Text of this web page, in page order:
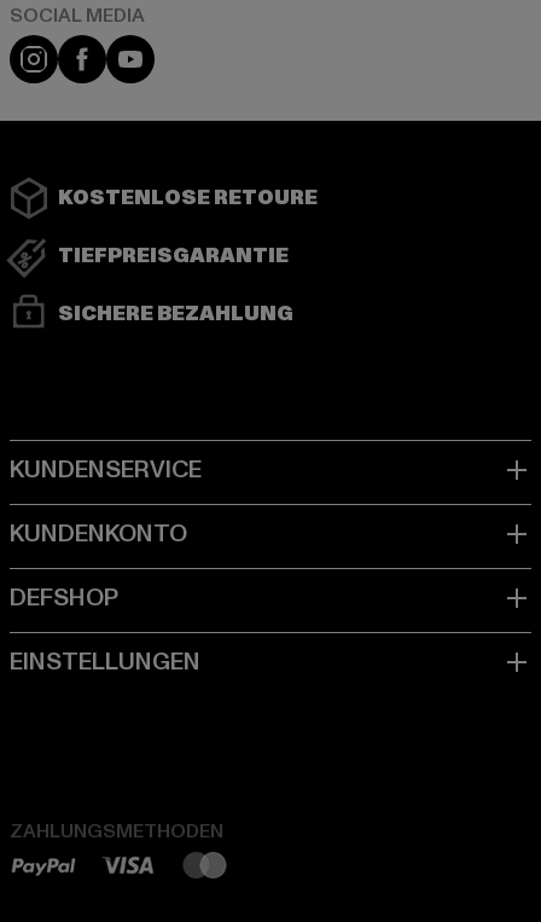
Instagram
FacebookYouTube
KOSTENLOSE RETOURE
TIEFPREISGARANTIE
SICHERE BEZAHLUNG
ZAHLUNGSMETHODEN